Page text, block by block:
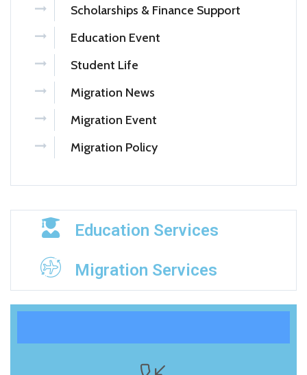
Scholarships & Finance Support
Education Event
Student Life
Migration News
Migration Event
Migration Policy
Education Services
Migration Services